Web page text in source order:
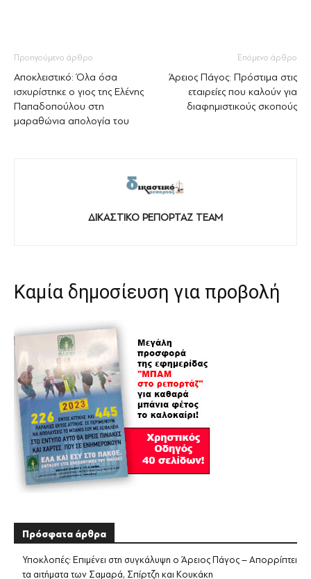
Προηγούμενο άρθρο
Αποκλειστικό: Όλα όσα
ισχυρίστηκε ο γιος της Ελένης
Παπαδοπούλου στη
μαραθώνια απολογία του
Επόμενο άρθρο
Άρειος Πάγος: Πρόστιμα στις
εταιρείες που καλούν για
διαφημιστικούς σκοπούς
ΔΙΚΑΣΤΙΚΟ ΡΕΠΟΡΤΑΖ TEAM
Καμία δημοσίευση για προβολή
Πρόσφατα άρθρα
Υποκλοπές: Επιμένει στη συγκάλυψη ο Άρειος Πάγος – Απορρίπτει
τα αιτήματα των Σαμαρά, Σπίρτζη και Κουκάκη